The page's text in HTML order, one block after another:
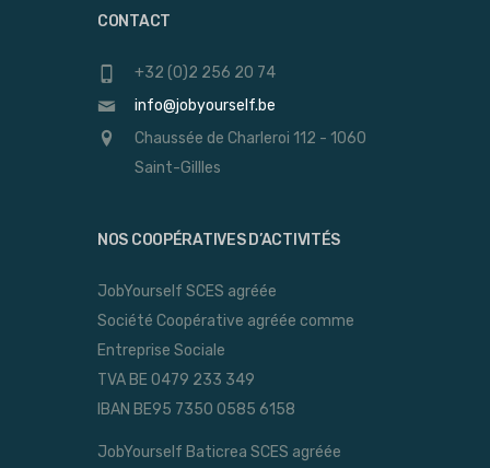
CONTACT
+32 (0)2 256 20 74
info@jobyourself.be
Chaussée de Charleroi 112 - 1060
Saint-Gillles
NOS COOPÉRATIVES D’ACTIVITÉS
JobYourself SCES agréée
Société Coopérative agréée comme
Entreprise Sociale
TVA BE 0479 233 349
IBAN BE95 7350 0585 6158
JobYourself Baticrea SCES agréée